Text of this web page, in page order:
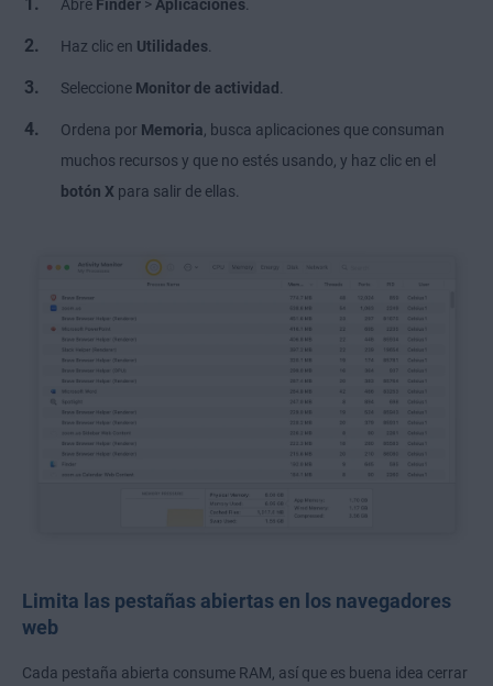
Abre Finder > Aplicaciones
Haz clic en Utilidades
Seleccione Monitor de actividad
Ordena por Memoria , busca aplicaciones que consuman
muchos recursos y que no estés usando, y haz clic en el
botón X para salir de ellas.
Limita las pestañas abiertas en los navegadores
web
Cada pestaña abierta consume RAM, así que es buena idea cerrar